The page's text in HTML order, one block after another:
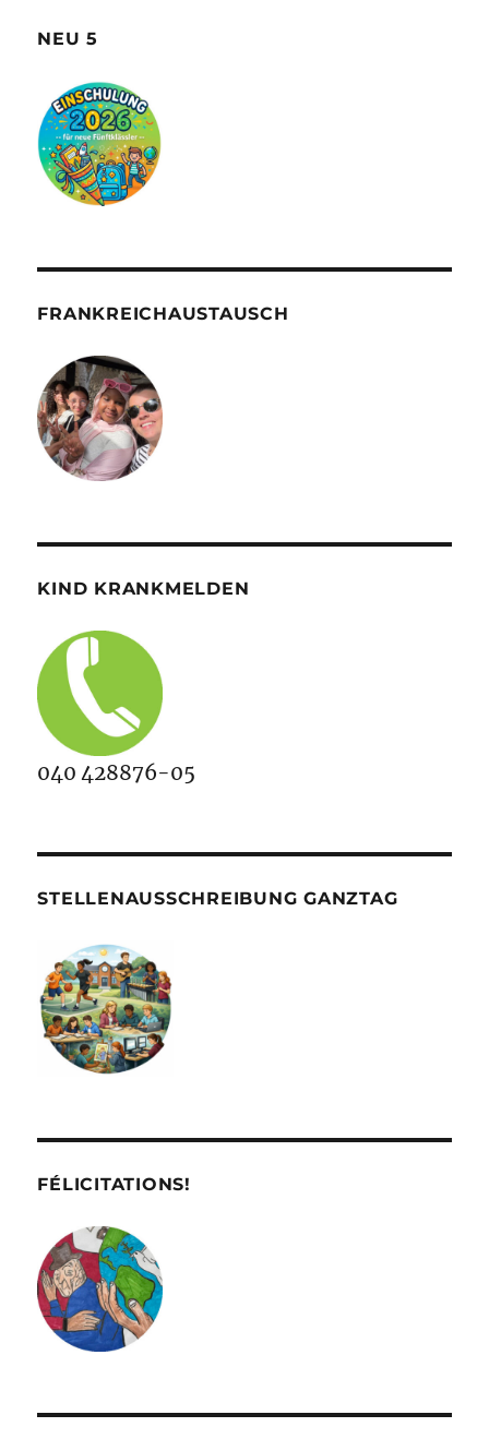
NEU 5
FRANKREICHAUSTAUSCH
KIND KRANKMELDEN
040 428876-05
STELLENAUSSCHREIBUNG GANZTAG
FÉLICITATIONS!